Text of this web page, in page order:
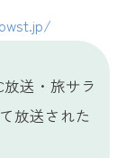
放送・旅サラ
放送された